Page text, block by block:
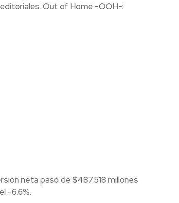
Out of Home -OOH-:
neta pasó de $487.518 millones
-6.6%.